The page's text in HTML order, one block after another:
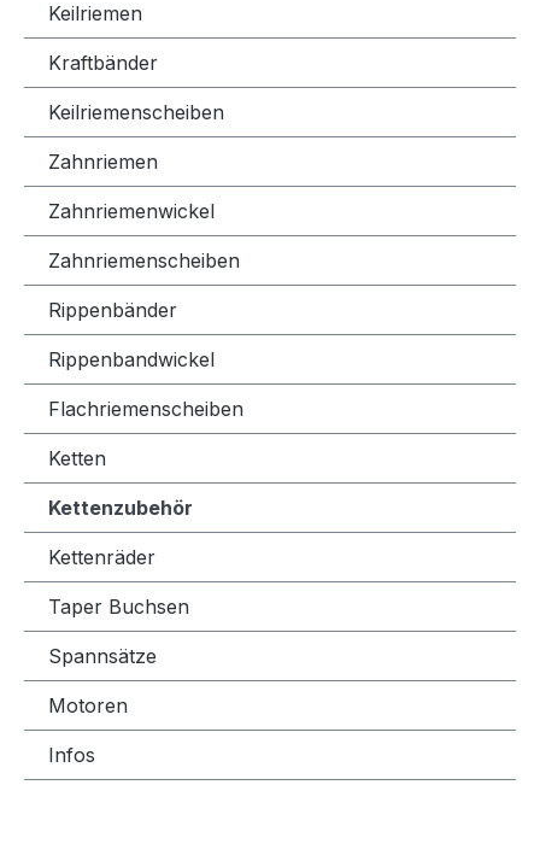
Keilriemen
Kraftbänder
Keilriemenscheiben
Zahnriemen
Zahnriemenwickel
Zahnriemenscheiben
Rippenbänder
Rippenbandwickel
Flachriemenscheiben
Ketten
Kettenzubehör
Kettenräder
Taper Buchsen
Spannsätze
Motoren
Infos